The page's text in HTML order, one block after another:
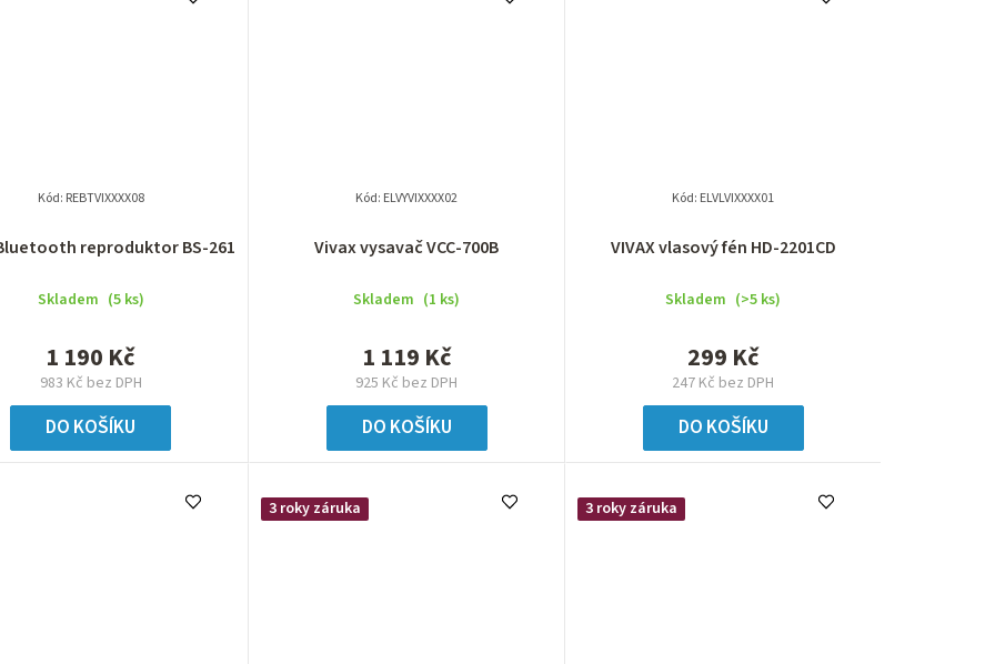
reproduktor BS-261
Skladem (5 ks)
983 Kč bez DPH
1 190 Kč
DO KOŠÍKU
Kód: REBTVIXXXX08
Vivax vysavač VCC-700B
Skladem (1 ks)
925 Kč bez DPH
1 119 Kč
DO KOŠÍKU
Kód: ELVYVIXXXX02
VIVAX vlasový fén HD-2201CD
Skladem (>5 ks)
247 Kč bez DPH
299 Kč
DO KOŠÍKU
Kód: ELVLVIXXXX01
3 roky záruka 3 roky záruka